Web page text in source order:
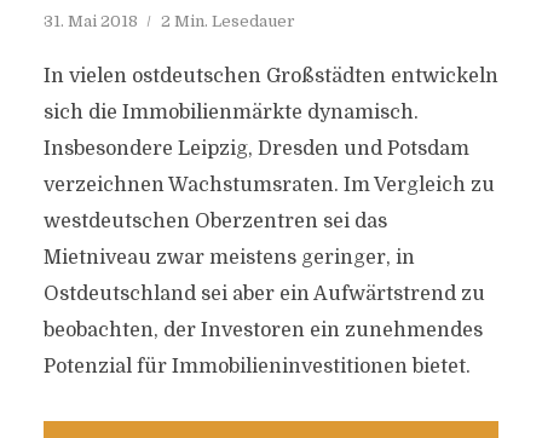
31. Mai 2018 2 Min. Lesedauer
In vielen ostdeutschen Großstädten entwickeln
sich die Immobilienmärkte dynamisch.
Insbesondere Leipzig, Dresden und Potsdam
verzeichnen Wachstumsraten. Im Vergleich zu
westdeutschen Oberzentren sei das
Mietniveau zwar meistens geringer, in
Ostdeutschland sei aber ein Aufwärtstrend zu
beobachten, der Investoren ein zunehmendes
Potenzial für Immobilieninvestitionen bietet.